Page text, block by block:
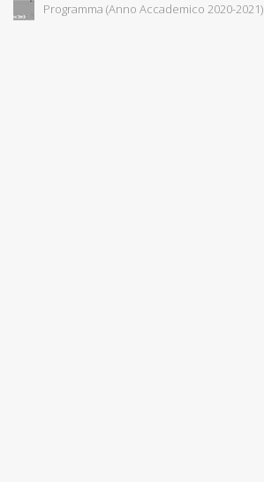
Programma (Anno Accademico 2020-2021)